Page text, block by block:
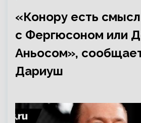
«Конору есть
с Фергюсоном или
Аньосом»,
Дариуш